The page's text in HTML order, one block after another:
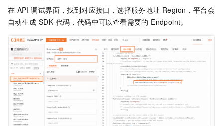
在 API 调试界面，找到对应接口，选择服务地址 Region，平台会
自动生成 SDK 代码，代码中可以查看需要的 Endpoint。